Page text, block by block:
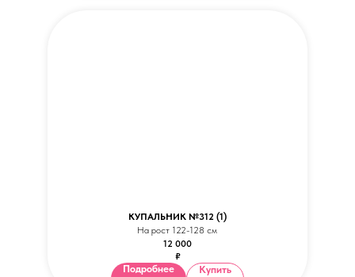
КУПАЛЬНИК №312 (1)
На рост 122-128 см
12 000
₽
Подробнее Купить